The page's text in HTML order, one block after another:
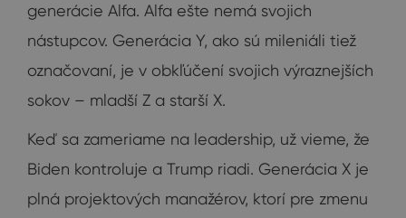
generácie Alfa. Alfa ešte nemá svojich
nástupcov. Generácia Y, ako sú mileniáli tiež
označovaní, je v obkľúčení svojich výraznejších
sokov – mladší Z a starší X.
Keď sa zameriame na leadership, už vieme, že
Biden kontroluje a Trump riadi. Generácia X je
plná projektových manažérov, ktorí pre zmenu